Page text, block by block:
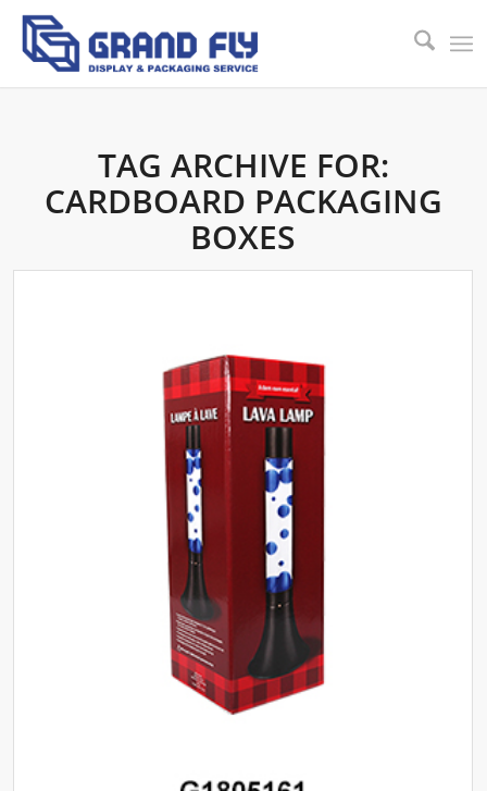
TAG ARCHIVE FOR:
CARDBOARD PACKAGING
BOXES